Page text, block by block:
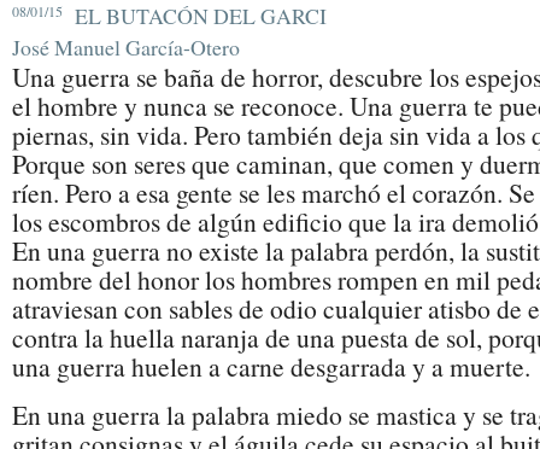
08/01/15
EL BUTACÓN DEL GARCI
José Manuel García-Otero
Una guerra se baña de horror, descubre los
el hombre y nunca se reconoce. Una guerra te
piernas, sin vida. Pero también deja sin vida a los
Porque son seres que caminan, que comen y
ríen. Pero a esa gente se les marchó el corazón.
los escombros de algún edificio que la ira
En una guerra no existe la palabra perdón, la
nombre del honor los hombres rompen en mil
atraviesan con sables de odio cualquier atisbo de
contra la huella naranja de una puesta de sol,
una guerra huelen a carne desgarrada y a muerte.
En una guerra la palabra miedo se mastica y se